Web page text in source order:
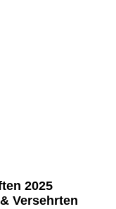
2025
Versehrten